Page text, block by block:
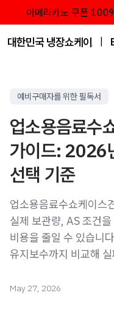
아메리카노 쿠폰
대한민국 냉장쇼케이스
예비구매자를 위한 필독서
업소용음료수
가이드: 2026
선택 기준
업소용음료수쇼케이스
실제 보관량, AS 조건
비용을 줄일 수 있습니
유지보수까지 비교해
May 27, 2026